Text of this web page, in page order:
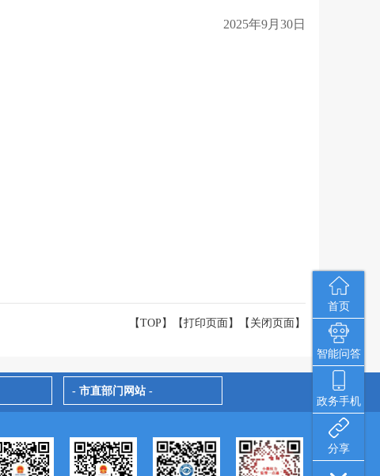
首页
智能问答
政务手机
分享
2025年9月30日
【TOP】 【打印页面 】【 关闭页面 】
- 市直部门网站 -